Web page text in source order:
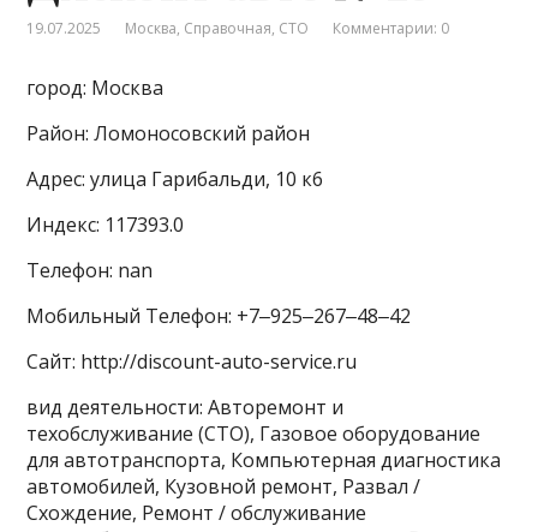
19.07.2025 Москва, Справочная, СТО Комментарии: 0
город: Москва
Район: Ломоносовский район
Адрес: улица Гарибальди, 10 к6
Индекс: 117393.0
Телефон: nan
Мобильный Телефон: +7‒925‒267‒48‒42
Сайт: http://discount-auto-service.ru
вид деятельности: Авторемонт и
техобслуживание (СТО), Газовое оборудование
для автотранспорта, Компьютерная диагностика
автомобилей, Кузовной ремонт, Развал /
Схождение, Ремонт / обслуживание